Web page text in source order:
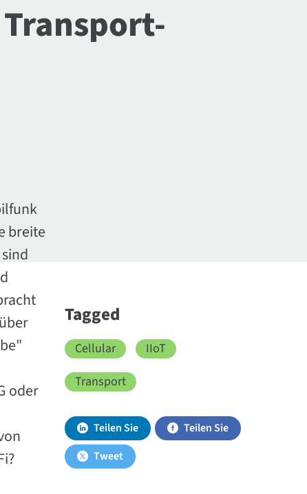
breite
oder
Tagged
Cellular
IIoT
Transport
Teilen Sie
Teilen Sie
Tweet